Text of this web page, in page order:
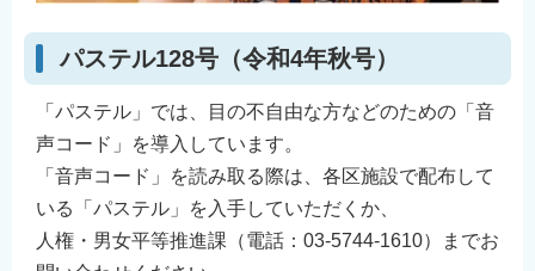
パステル128号（令和4年秋号）
「パステル」では、目の不自由な方などのための「音
声コード」を導入しています。
「音声コード」を読み取る際は、各区施設で配布して
いる「パステル」を入手していただくか、
人権・男女平等推進課（電話：03-5744-1610）までお
简体中文
繁體中文
한국어
नेपाली
Filipino